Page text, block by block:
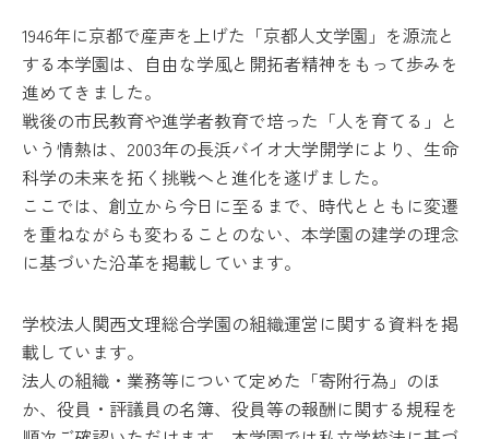
1946年に京都で産声を上げた「京都人文学園」を源流と
する本学園は、自由な学風と開拓者精神をもって歩みを
進めてきました。
戦後の市民教育や進学者教育で培った「人を育てる」と
いう情熱は、2003年の長浜バイオ大学開学により、生命
科学の未来を拓く挑戦へと進化を遂げました。
ここでは、創立から今日に至るまで、時代とともに変遷
を重ねながらも変わることのない、本学園の建学の理念
に基づいた沿革を掲載しています。
学校法人関西文理総合学園の組織運営に関する資料を掲
載しています。
法人の組織・業務等について定めた「寄附行為」のほ
か、役員・評議員の名簿、役員等の報酬に関する規程を